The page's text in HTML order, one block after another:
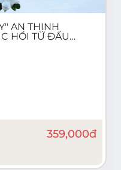
AN THỊNH
HỒI TỪ ĐẤU
359,000đ